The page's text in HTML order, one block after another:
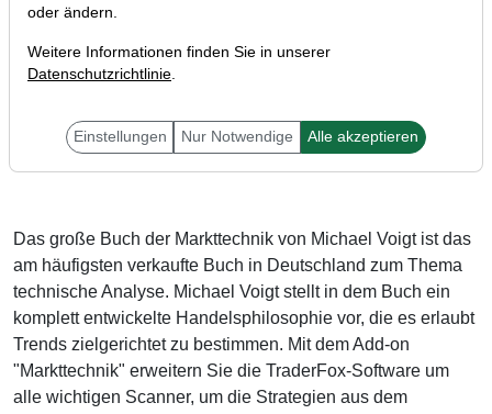
Liebe Trader,
Das große Buch der Markttechnik von Michael Voigt ist das
am häufigsten verkaufte Buch in Deutschland zum Thema
technische Analyse. Michael Voigt stellt in dem Buch ein
komplett entwickelte Handelsphilosophie vor, die es erlaubt
Trends zielgerichtet zu bestimmen. Mit dem Add-on
"Markttechnik" erweitern Sie die TraderFox-Software um
alle wichtigen Scanner, um die Strategien aus dem
oder ändern.
Weitere Informationen finden Sie in unserer
Datenschutzrichtlinie.
Einstellungen Nur Notwendige Alle akzeptieren